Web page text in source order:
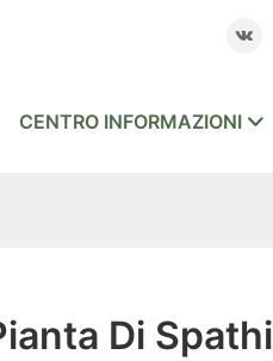
CENTRO INFORMAZIONI
Di